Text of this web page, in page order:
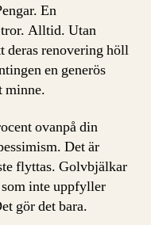
En
tror. Alltid. Utan
deras renovering höll
en generös
minne.
ovanpå din
Det är
flyttas. Golvbjälkar
inte uppfyller
gör det bara.